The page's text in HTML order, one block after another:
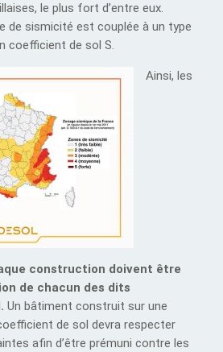
le plus fort d’entre eux.
de sismicité est couplée à un type
coefficient de sol S.
Ainsi, les
construction doivent être
de chacun des dits
Un bâtiment construit sur une
de sol devra respecter
afin d’être prémuni contre les